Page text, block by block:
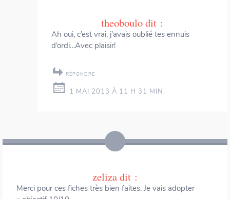
theoboulodit :
Ah oui, c’est vrai, j’avais oublié tes ennuis
d’ordi…Avec plaisir!
RÉPONDRE
1 MAI 2013 À 11 H 31 MIN
zelizadit :
Merci pour ces fiches très bien faites. Je vais adopter